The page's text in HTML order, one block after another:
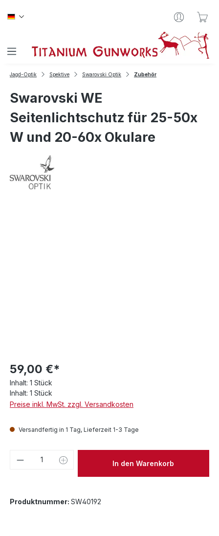
Jagd-Optik Spektive Swarovski Optik Zubehör
Swarovski WE
Seitenlichtschutz für 25-50x
W und 20-60x Okulare
59,00 €*
Inhalt: 1 Stück
Inhalt: 1 Stück
Preise inkl. MwSt. zzgl. Versandkosten
Versandfertig in 1 Tag, Lieferzeit 1-3 Tage
Produkt Anzahl: Gib denIn den Warenkorb
Produktnummer: SW40192